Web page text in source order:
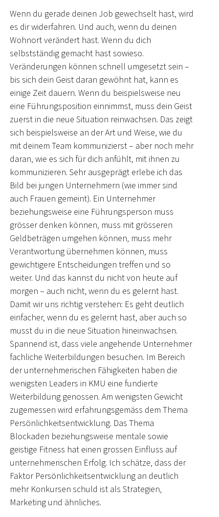
Wenn du gerade deinen Job gewechselt hast, wird
es dir widerfahren. Und auch, wenn du deinen
Wohnort verändert hast. Wenn du dich
selbstständig gemacht hast sowieso.
Veränderungen können schnell umgesetzt sein –
bis sich dein Geist daran gewöhnt hat, kann es
einige Zeit dauern. Wenn du beispielsweise neu
eine Führungsposition einnimmst, muss dein Geist
zuerst in die neue Situation reinwachsen. Das zeigt
sich beispielsweise an der Art und Weise, wie du
mit deinem Team kommunizierst – aber noch mehr
daran, wie es sich für dich anfühlt, mit ihnen zu
kommunizieren. Sehr ausgeprägt erlebe ich das
Bild bei jungen Unternehmern (wie immer sind
auch Frauen gemeint). Ein Unternehmer
beziehungsweise eine Führungsperson muss
grösser denken können, muss mit grösseren
Geldbeträgen umgehen können, muss mehr
Verantwortung übernehmen können, muss
gewichtigere Entscheidungen treffen und so
weiter. Und das kannst du nicht von heute auf
morgen – auch nicht, wenn du es gelernt hast.
Damit wir uns richtig verstehen: Es geht deutlich
einfacher, wenn du es gelernt hast, aber auch so
musst du in die neue Situation hineinwachsen.
Spannend ist, dass viele angehende Unternehmer
fachliche Weiterbildungen besuchen. Im Bereich
der unternehmerischen Fähigkeiten haben die
wenigsten Leaders in KMU eine fundierte
Weiterbildung genossen. Am wenigsten Gewicht
zugemessen wird erfahrungsgemäss dem Thema
Persönlichkeitsentwicklung. Das Thema
Blockaden beziehungsweise mentale sowie
geistige Fitness hat einen grossen Einfluss auf
unternehmerischen Erfolg. Ich schätze, dass der
Faktor Persönlichkeitsentwicklung an deutlich
mehr Konkursen schuld ist als Strategien,
Marketing und ähnliches.